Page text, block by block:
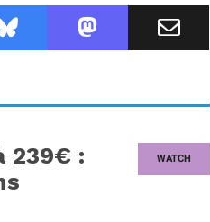
WATCH
239€ :